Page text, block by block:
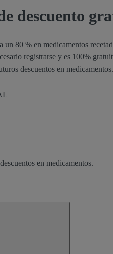
descuento
un 80 % en medicamentos
registrarse y es 100%
descuentos en medicamentos.
en medicamentos.